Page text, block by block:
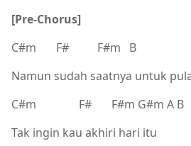
[Pre-Chorus]
C#m F# F#m B
Namun sudah saatnya untuk
C#m F# F#m G#m A B
Tak ingin kau akhiri hari itu